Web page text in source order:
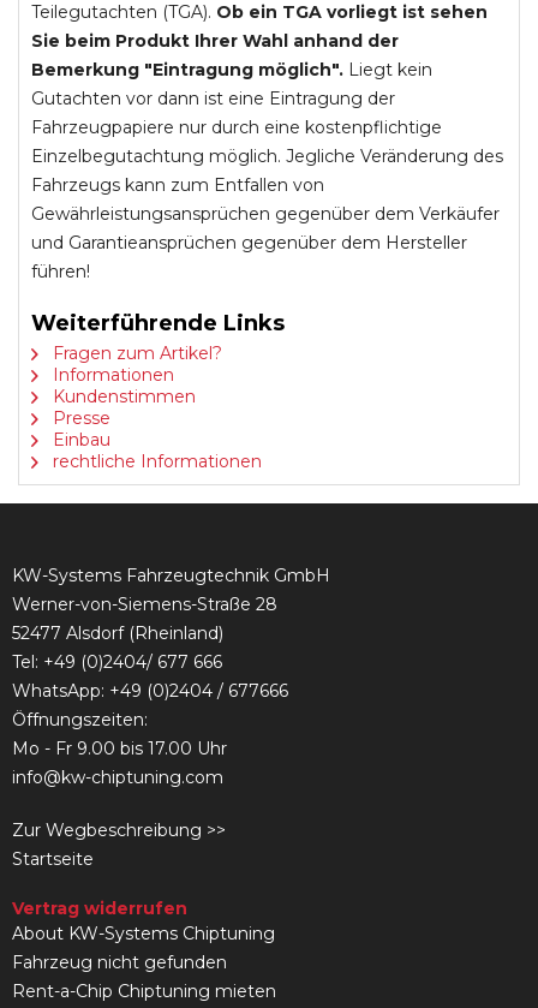
Teilegutachten (TGA). Ob ein TGA vorliegt ist sehen
Sie beim Produkt Ihrer Wahl anhand der
Bemerkung "Eintragung möglich". Liegt kein
Gutachten vor dann ist eine Eintragung der
Fahrzeugpapiere nur durch eine kostenpflichtige
Einzelbegutachtung möglich. Jegliche Veränderung des
Fahrzeugs kann zum Entfallen von
Gewährleistungsansprüchen gegenüber dem Verkäufer
und Garantieansprüchen gegenüber dem Hersteller
führen!
Weiterführende Links
Fragen zum Artikel?
Informationen
Kundenstimmen
Presse
Einbau
rechtliche Informationen
KW-Systems Fahrzeugtechnik GmbH
Werner-von-Siemens-Straße 28
52477 Alsdorf (Rheinland)
Tel: +49 (0)2404/ 677 666
WhatsApp: +49 (0)2404 / 677666
Öffnungszeiten:
Mo - Fr 9.00 bis 17.00 Uhr
info@kw-chiptuning.com
Zur Wegbeschreibung >>
Startseite
Vertrag widerrufen
About KW-Systems Chiptuning
Fahrzeug nicht gefunden
Rent-a-Chip Chiptuning mieten